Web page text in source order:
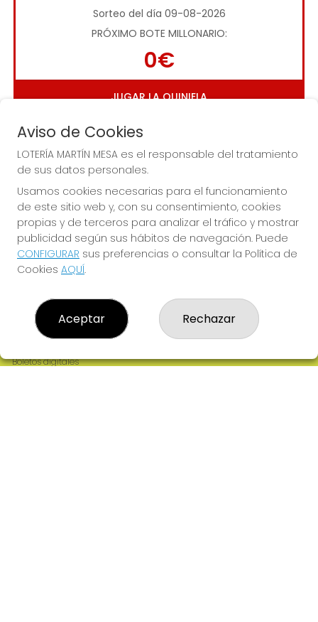
Sorteo del día 09-08-2026
PRÓXIMO BOTE MILLONARIO:
0€
JUGAR LA QUINIELA
Imagen anterior
LOTERÍA MARTÍN MESA
Resultados
Contacto
Empresas
Boletos digitales
Aviso de Cookies
LOTERÍA MARTÍN MESA es el responsable del tratamiento
de sus datos personales.
Usamos cookies necesarias para el funcionamiento
de este sitio web y, con su consentimiento, cookies
propias y de terceros para analizar el tráfico y mostrar
publicidad según sus hábitos de navegación. Puede
CONFIGURAR sus preferencias o consultar la Política de
Cookies AQUÍ.
Aceptar Rechazar